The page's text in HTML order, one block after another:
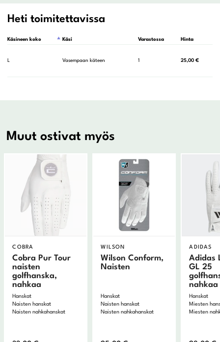
Heti toimitettavissa
Käsineen koko Käsi Varastossa Hinta
L Vasempaan käteen 1 25,00 €
Muut ostivat myös
COBRA
Cobra Pur Tour
naisten
golfhanska,
nahkaa
Hanskat
Naisten hanskat
Naisten nahkahanskat
WILSON
Wilson Conform,
Naisten
Hanskat
Naisten hanskat
Naisten nahkahanskat
ADIDAS
Adidas
GL 25
nahkaa
Hanskat
Miesten
Miesten